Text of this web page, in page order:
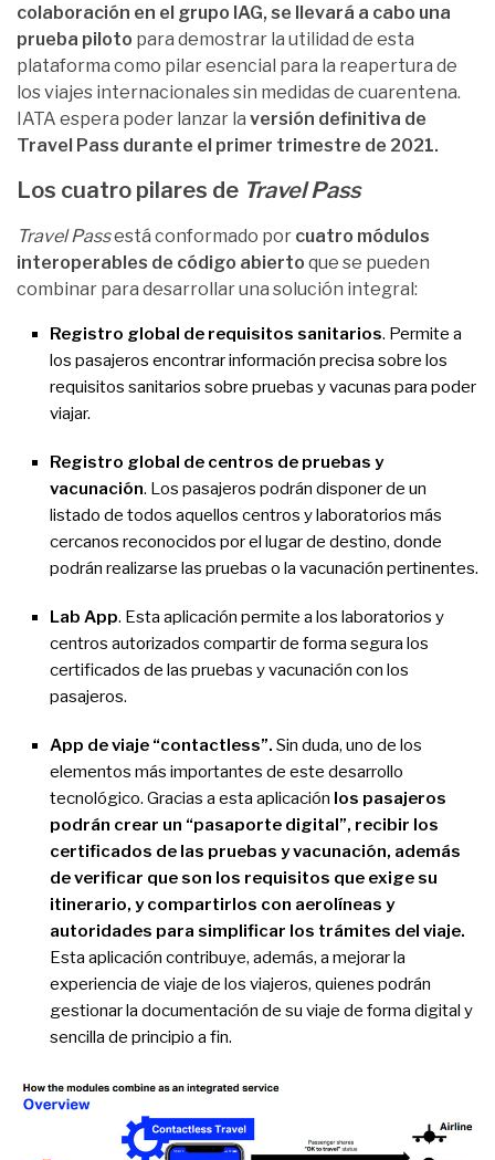
colaboración en el grupo IAG, se llevará a cabo una
prueba piloto para demostrar la utilidad de esta
plataforma como pilar esencial para la reapertura de
los viajes internacionales sin medidas de cuarentena.
IATA espera poder lanzar la versión definitiva de
Travel Pass durante el primer trimestre de 2021.
Los cuatro pilares de Travel Pass
Travel Passestá conformado por cuatro módulos
interoperables de código abierto que se pueden
combinar para desarrollar una solución integral:
Registro global de requisitos sanitarios. Permite a
los pasajeros encontrar información precisa sobre los
requisitos sanitarios sobre pruebas y vacunas para poder
viajar.
Registro global de centros de pruebas y
vacunación. Los pasajeros podrán disponer de un
listado de todos aquellos centros y laboratorios más
cercanos reconocidos por el lugar de destino, donde
podrán realizarse las pruebas o la vacunación pertinentes.
Lab App. Esta aplicación permite a los laboratorios y
centros autorizados compartir de forma segura los
certificados de las pruebas y vacunación con los
pasajeros.
App de viaje “contactless”. Sin duda, uno de los
elementos más importantes de este desarrollo
tecnológico. Gracias a esta aplicación los pasajeros
podrán crear un “pasaporte digital”, recibir los
certificados de las pruebas y vacunación, además
de verificar que son los requisitos que exige su
itinerario, y compartirlos con aerolíneas y
autoridades para simplificar los trámites del viaje.
Esta aplicación contribuye, además, a mejorar la
experiencia de viaje de los viajeros, quienes podrán
gestionar la documentación de su viaje de forma digital y
sencilla de principio a fin.